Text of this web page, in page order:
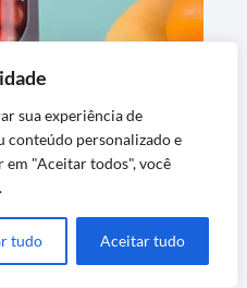
sua experiência de
conteúdo personalizado e
em "Aceitar todos", você
tudo Aceitar tudo
Recarregável 8
Verde